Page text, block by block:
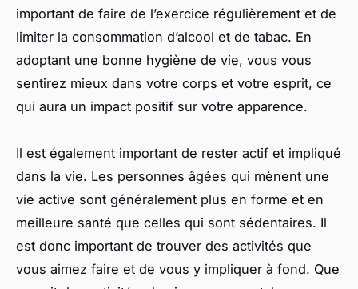
important de faire de l’exercice régulièrement et de
limiter la consommation d’alcool et de tabac. En
adoptant une bonne hygiène de vie, vous vous
sentirez mieux dans votre corps et votre esprit, ce
qui aura un impact positif sur votre apparence.
Il est également important de rester actif et impliqué
dans la vie. Les personnes âgées qui mènent une
vie active sont généralement plus en forme et en
meilleure santé que celles qui sont sédentaires. Il
est donc important de trouver des activités que
vous aimez faire et de vous y impliquer à fond. Que